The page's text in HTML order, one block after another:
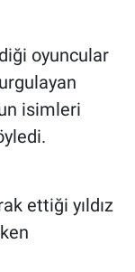
oyuncular
isimleri
ettiği yıldız